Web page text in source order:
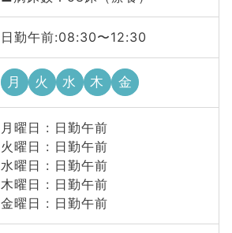
日勤午前:08:30〜12:30
月 火 水 木 金
月曜日 : 日勤午前
火曜日 : 日勤午前
水曜日 : 日勤午前
木曜日 : 日勤午前
金曜日 : 日勤午前